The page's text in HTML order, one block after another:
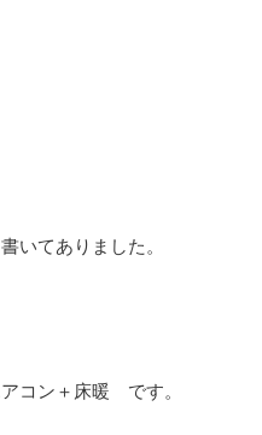
てありました。
コン＋床暖 です。